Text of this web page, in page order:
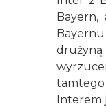
drużyną
Interem